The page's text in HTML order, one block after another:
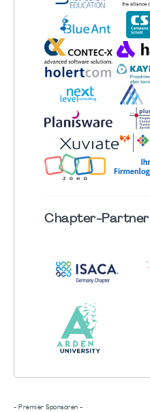
Chapter-Partner
- Premier Sponsoren -